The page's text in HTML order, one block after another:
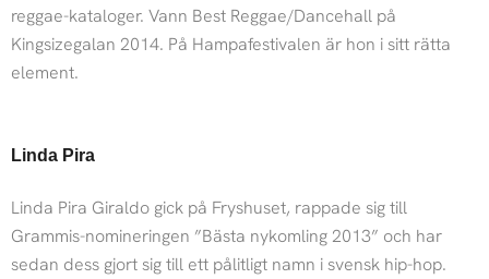
reggae-kataloger. Vann Best Reggae/Dancehall på
Kingsizegalan 2014. På Hampafestivalen är hon i sitt rätta
element.
Linda Pira
Linda Pira Giraldo gick på Fryshuset, rappade sig till
Grammis-nomineringen ”Bästa nykomling 2013” och har
sedan dess gjort sig till ett pålitligt namn i svensk hip-hop.